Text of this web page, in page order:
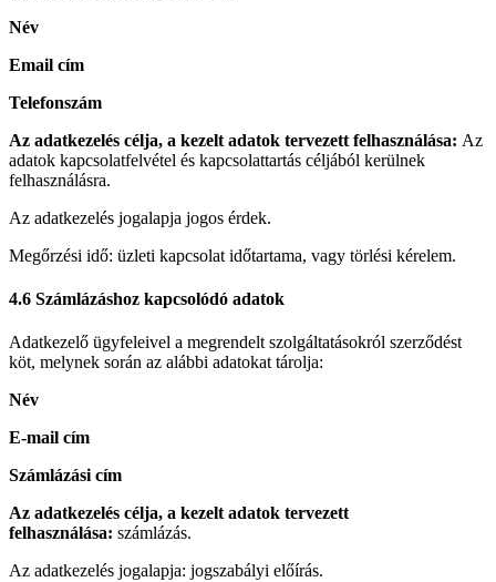
Név
Email cím
Telefonszám
Az adatkezelés célja, a kezelt adatok tervezett felhasználása: Az
adatok kapcsolatfelvétel és kapcsolattartás céljából kerülnek
felhasználásra.
Az adatkezelés jogalapja jogos érdek.
Megőrzési idő: üzleti kapcsolat időtartama, vagy törlési kérelem.
4.6 Számlázáshoz kapcsolódó adatok
Adatkezelő ügyfeleivel a megrendelt szolgáltatásokról szerződést
köt, melynek során az alábbi adatokat tárolja:
Név
E-mail cím
Számlázási cím
Az adatkezelés célja, a kezelt adatok tervezett
felhasználása: számlázás.
Az adatkezelés jogalapja: jogszabályi előírás.